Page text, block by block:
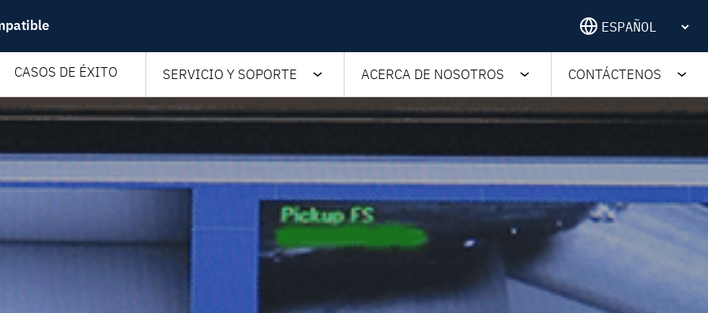
CASOS DE ÉXITO SERVICIO Y SOPORTE ACERCA DE NOSOTROS CONTÁCTENOS